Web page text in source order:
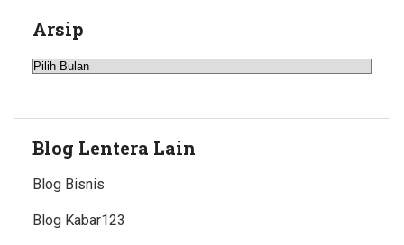
Arsip
Arsip
Blog Lentera Lain
Blog Bisnis
Blog Kabar123